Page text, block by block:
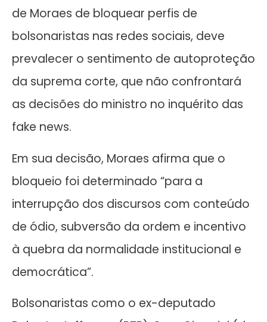
de Moraes de bloquear perfis de
bolsonaristas nas redes sociais, deve
prevalecer o sentimento de autoproteção
da suprema corte, que não confrontará
as decisões do ministro no inquérito das
fake news.
Em sua decisão, Moraes afirma que o
bloqueio foi determinado “para a
interrupção dos discursos com conteúdo
de ódio, subversão da ordem e incentivo
à quebra da normalidade institucional e
democrática”.
Bolsonaristas como o ex-deputado